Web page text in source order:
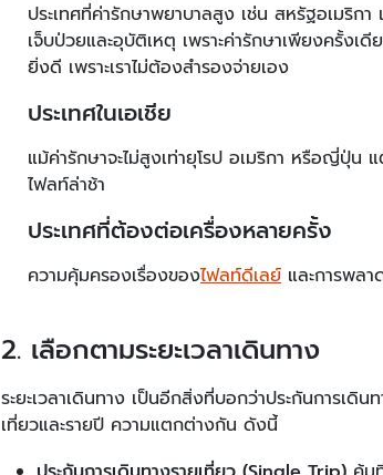
ประเทศที่ค่ารักษาพยาบาลสูง เช่น สหรัฐอเมริ
เจ็บป่วยและอุบัติเหตุ เพราะค่ารักษาเพียงครั้งเ
ยิ่งดี เพราะเราไม่ต้องสำรองจ่ายเอง
ประเทศในเอเชีย
แม้ค่ารักษาจะไม่สูงเท่ายุโรป อเมริกา หรือญี่ปุ่
ไฟลท์ล่าช้า
ประเทศที่ต้องต่อเครื่องหลายครั้ง
ความคุ้มครองเรื่องของไฟลท์ดีเลย์ และการพล
2. เลือกตามระยะเวลาเดินทาง
ระยะเวลาเดินทาง เป็นอีกสิ่งที่บอกว่าประกันการเดิ
เที่ยวและรายปี ความแตกต่างกัน ดังนี้